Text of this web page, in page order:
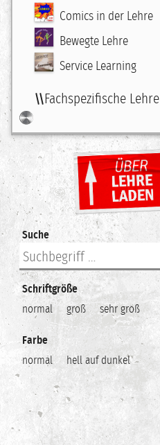
Comics in der Lehre
Bewegte Lehre
Service Learning
Fachspezifische Lehre
Suche
Schriftgröße
normal
groß sehr groß
Farbe
normal
hell auf dunkel